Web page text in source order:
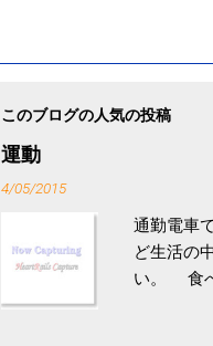
このブログの人気の投稿
運動
4/05/2015
通勤電車
ど生活の
い。 食べ
ル性脂